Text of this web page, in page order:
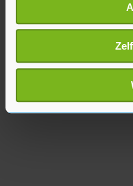
Informatie
locatie, die tot een
Uw apparaat
scannen op
Lees meer over hoe
verwerkt en stel uw
U kunt uw